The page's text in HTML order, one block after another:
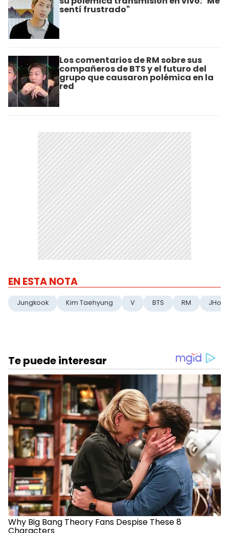
sentí frustrado"
Los comentarios de RM sobre sus
compañeros de BTS y el futuro del
grupo que causaron polémica en la
red
EN ESTA NOTA
Jungkook Kim Taehyung V BTS RM